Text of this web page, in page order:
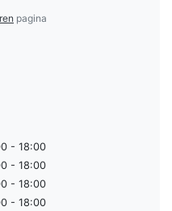
pagina
- 18:00
- 18:00
- 18:00
- 18:00